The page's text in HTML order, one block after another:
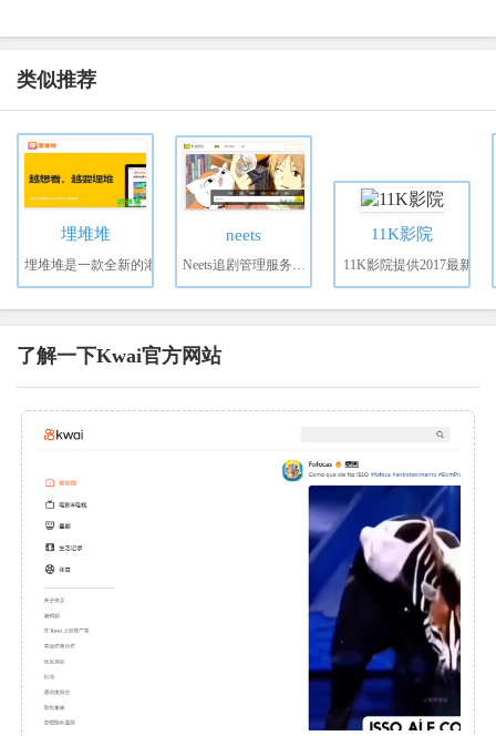
类似推荐
埋堆堆
埋堆堆是一款全新的港
neets
Neets追剧管理服务，旨
11K影院
11K影院提供2017最新
了解一下Kwai官方网站